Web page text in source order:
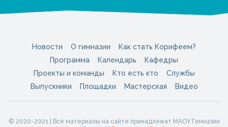
Новости О гимназии
Как стать Корифеем?
Программа
Календарь
Кафедры
Проекты и команды
Кто есть кто
Службы
Выпускники
Площадки Мастерская Видео
© 2020-2021 | Все материалы на сайте принадлежат МАОУ Гимназии